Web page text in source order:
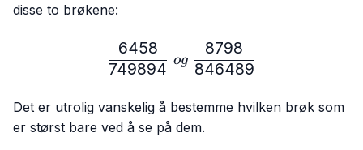
disse to brøkene:
\frac{6458}{749894} \
749894
6458
og 846489
8798
Det er utrolig vanskelig å bestemme hvilken brøk som
er størst bare ved å se på dem.